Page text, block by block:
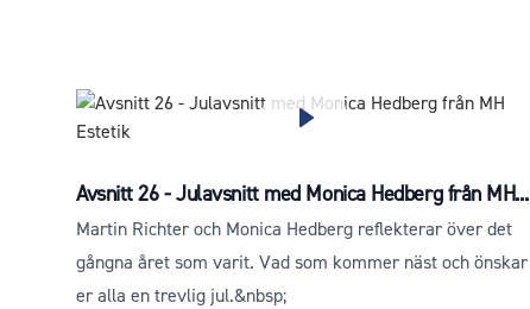
Avsnitt 26 - Julavsnitt med Monica Hedberg från MH...
Martin Richter och Monica Hedberg reflekterar över det
gångna året som varit. Vad som kommer näst och önskar
er alla en trevlig jul.&nbsp;